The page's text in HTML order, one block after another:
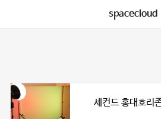
spacecloud
세컨드 홍대호리